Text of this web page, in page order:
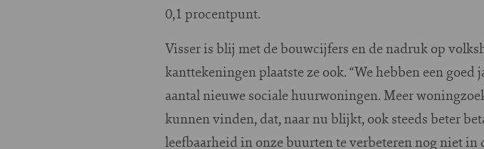
0,1 procentpunt.
Visser is blij met de bouwcijfers en de nadruk op
kanttekeningen plaatste ze ook. “We hebben een
aantal nieuwe sociale huurwoningen. Meer
kunnen vinden, dat, naar nu blijkt, ook steeds beter
leefbaarheid in onze buurten te verbeteren nog niet